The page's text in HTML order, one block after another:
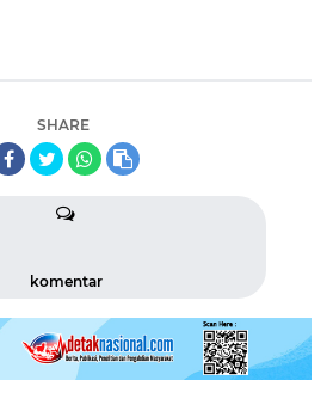
SHARE
komentar